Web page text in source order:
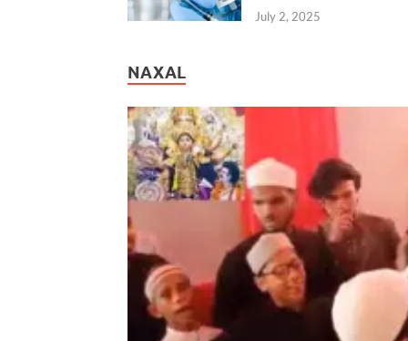
July 2, 2025
NAXAL